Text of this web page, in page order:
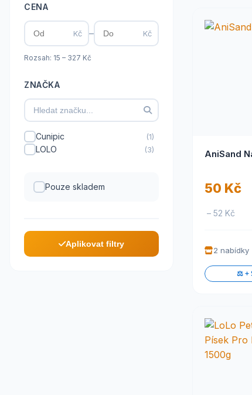
CENA
Kč – Kč
Rozsah: 15 – 327 Kč
ZNAČKA
Cunipic (1)
LOLO (3)
Pouze skladem
Aplikovat filtry
AniSand
50 Kč
– 52 Kč
2 nabídky
⚖️ +